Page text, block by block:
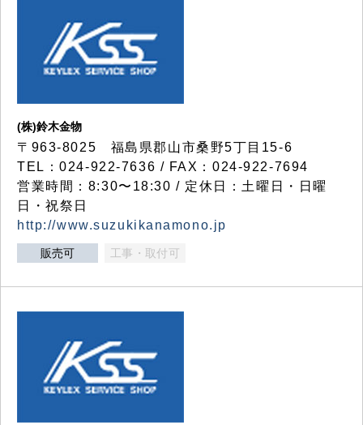
(株)鈴木金物
〒963-8025 福島県郡山市桑野5丁目15-6
TEL：024-922-7636 / FAX：024-922-7694
営業時間：8:30〜18:30 / 定休日：土曜日・日曜
日・祝祭日
http://www.suzukikanamono.jp
販売可 工事・取付可